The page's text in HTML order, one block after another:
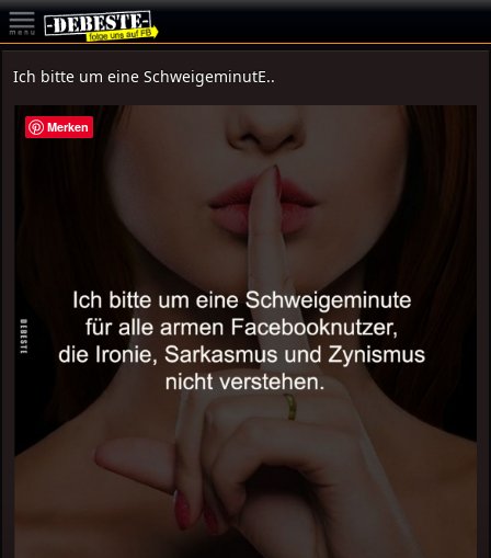
Ich bitte um eine SchweigeminutE..
Merken